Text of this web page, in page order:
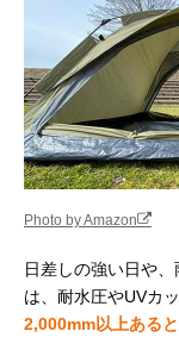
Photo by Amazon
日差しの強い日や
は、耐水圧やUVカ
2,000mm以上ある